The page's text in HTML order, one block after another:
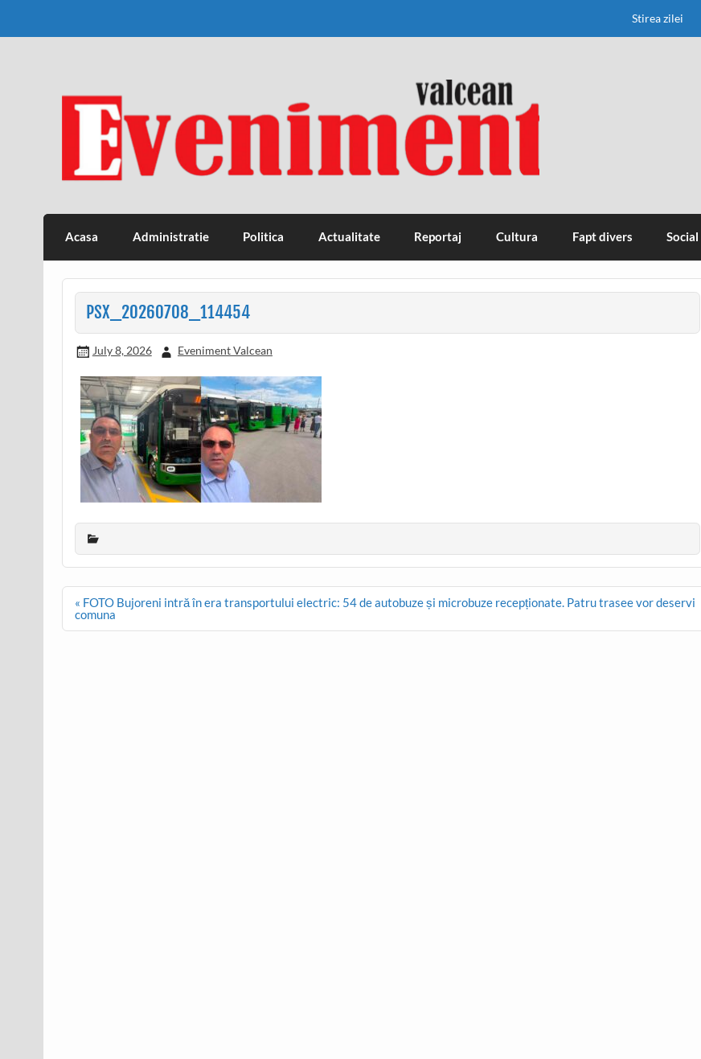
Stirea zilei
Eveniment Valcean
Acasa Administratie Politica Actualitate Reportaj Cultura Fapt divers Social
PSX_20260708_114454
July 8, 2026 Eveniment Valcean
Post
navigation
« FOTO Bujoreni intră în era transportului electric: 54 de autobuze și microbuze recepționate. Patru trasee vor deservi
comuna